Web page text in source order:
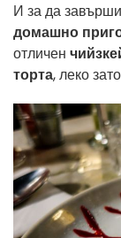
И за да
домашно
отличен
торта, леко